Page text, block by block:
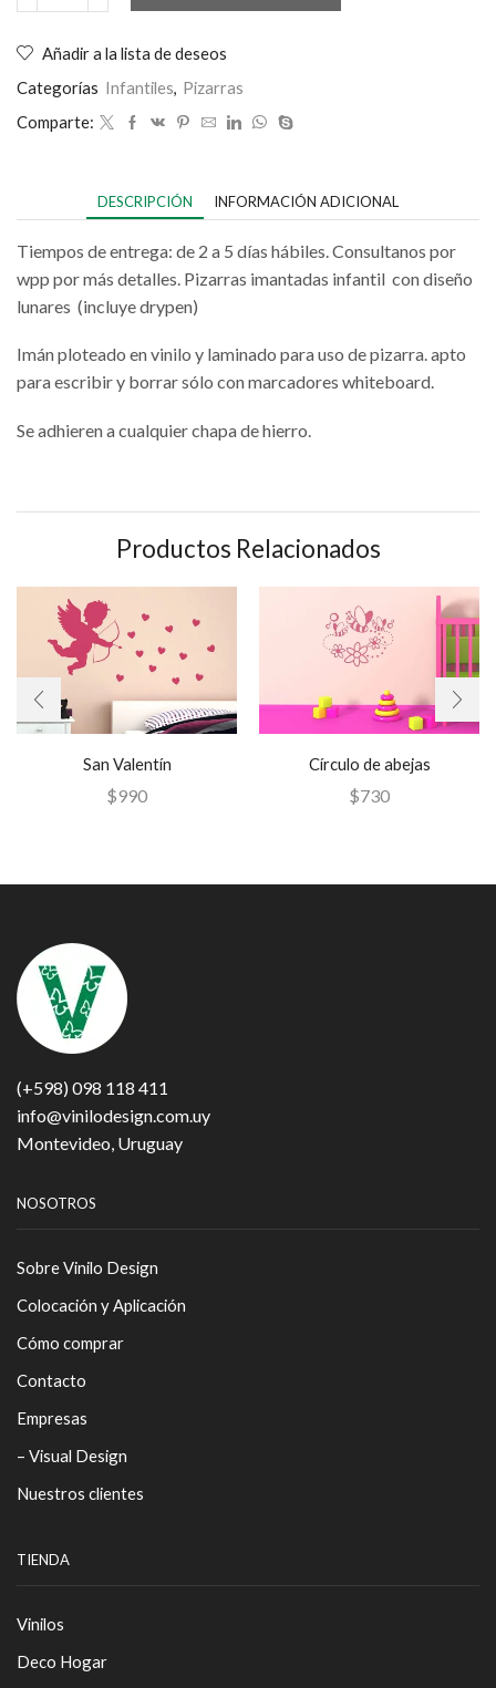
Añadir a la lista de deseos
Categorías Infantiles, Pizarras
Comparte:
DESCRIPCIÓN INFORMACIÓN ADICIONAL
Tiempos de entrega: de 2 a 5 días hábiles. Consultanos por
wpp por más detalles. Pizarras imantadas infantil con diseño
lunares (incluye drypen)
Imán ploteado en vinilo y laminado para uso de pizarra. apto
para escribir y borrar sólo con marcadores whiteboard.
Se adhieren a cualquier chapa de hierro.
Productos Relacionados
San Valentín
$990
Círculo de abejas
$730
(+598) 098 118 411
info@vinilodesign.com.uy
Montevideo, Uruguay
NOSOTROS
Sobre Vinilo Design
Colocación y Aplicación
Cómo comprar
Contacto
Empresas
– Visual Design
Nuestros clientes
TIENDA
Vinilos
Deco Hogar